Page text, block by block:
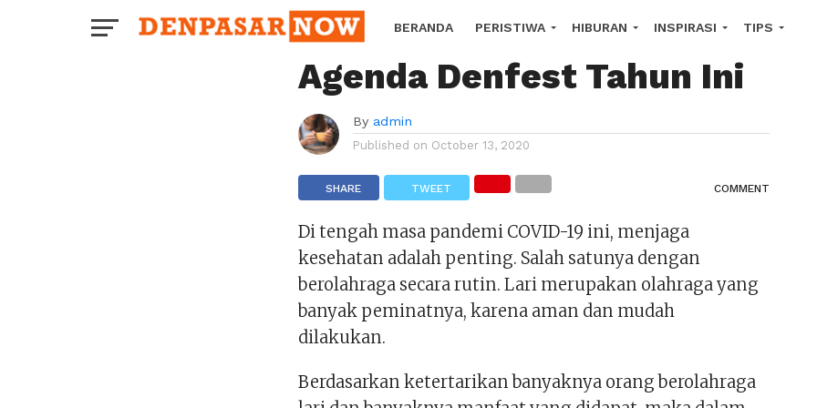
BERANDA PERISTIWA HIBURAN INSPIRASI TIPS
HOROSCOPE
Lomba Lari Virtual Masuk
Agenda Denfest Tahun Ini
By admin
Published on October 13, 2020
SHARE TWEET COMMENT
Di tengah masa pandemi COVID-19 ini, menjaga
kesehatan adalah penting. Salah satunya dengan
berolahraga secara rutin. Lari merupakan olahraga yang
banyak peminatnya, karena aman dan mudah
dilakukan.
Berdasarkan ketertarikan banyaknya orang berolahraga